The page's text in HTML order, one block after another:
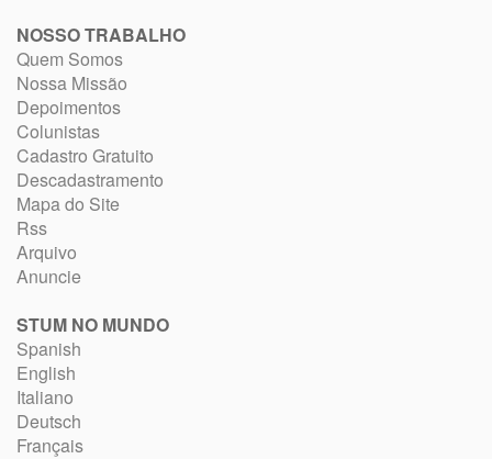
NOSSO TRABALHO
Quem Somos
Nossa Missão
Depoimentos
Colunistas
Cadastro Gratuito
Descadastramento
Mapa do Site
Rss
Arquivo
Anuncie
STUM NO MUNDO
Spanish
English
Italiano
Deutsch
Français